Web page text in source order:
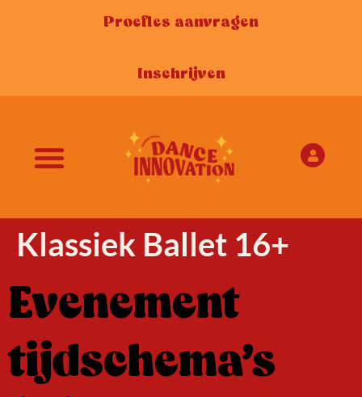
Proefles aanvragen
Inschrijven
Klassiek Ballet 16+
Evenement
tijdschema's